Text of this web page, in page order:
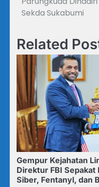
Sekda Sukabumi
Related
Gempur Kejahatan
Direktur FBI
Siber, Fentanyl, dan